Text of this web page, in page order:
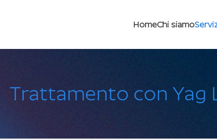
HomeChi siamo
Trattamento con Yag